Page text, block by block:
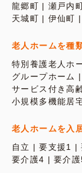
龍郷町
瀬戸内
天城町
伊仙町
老人ホームを種
特別養護老人ホ
グループホーム
サービス付き高
小規模多機能居
老人ホームを入
自立
要支援1
要介護4
要介護